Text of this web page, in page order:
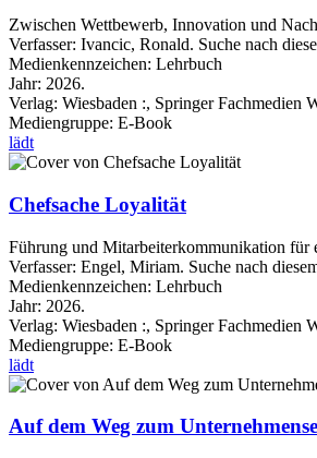
Zwischen Wettbewerb, Innovation und
Verfasser: Ivancic, Ronald. Suche nach
Medienkennzeichen: Lehrbuch
Jahr: 2026.
Verlag: Wiesbaden :, Springer Fachmedien
Mediengruppe: E-Book
lädt
Chefsache Loyalität
Führung und Mitarbeiterkommunikation für
Verfasser: Engel, Miriam. Suche nach
Medienkennzeichen: Lehrbuch
Jahr: 2026.
Verlag: Wiesbaden :, Springer Fachmedien
Mediengruppe: E-Book
lädt
Auf dem Weg zum